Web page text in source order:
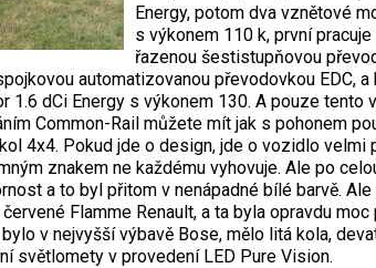
Energy, potom dva vznětové
s výkonem 110 k, první
řazenou šestistupňovou
automatizovanou převodovkou EDC,
1.6 dCi Energy s výkonem 130. A pouze tento
Common-Rail můžete mít jak s pohonem
4x4. Pokud jde o design, jde o vozidlo velmi
znakem ne každému vyhovuje. Ale po
a to byl přitom v nenápadné bílé barvě.
Flamme Renault, a ta byla opravdu moc
v nejvyšší výbavě Bose, mělo litá kola,
světlomety v provedení LED Pure Vision.